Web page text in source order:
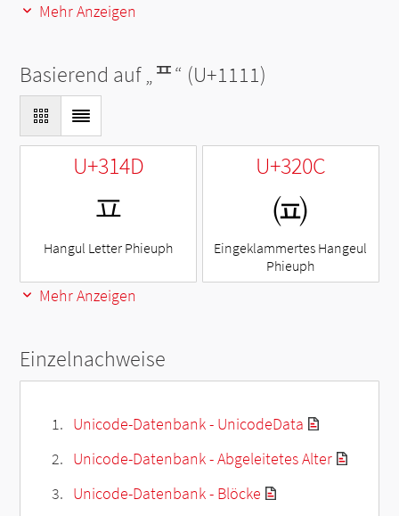
Mehr Anzeigen
Basierend auf „ᄑ“ (U+1111)
U+314D
ㅍ
Hangul Letter Phieuph
U+320C
㈌
Eingeklammertes Hangeul
Phieuph
Mehr Anzeigen
Einzelnachweise
Unicode-Datenbank - UnicodeData
Unicode-Datenbank - Abgeleitetes Alter
Unicode-Datenbank - Blöcke